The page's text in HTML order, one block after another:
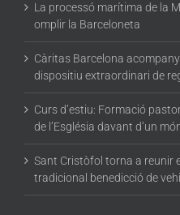
La processó marítima de la
omplir la Barceloneta
Càritas Barcelona
dispositiu extraordinari de
Curs d’estiu: Formació
de l’Església davant d’un
Sant Cristòfol torna a reunir
tradicional benedicció de